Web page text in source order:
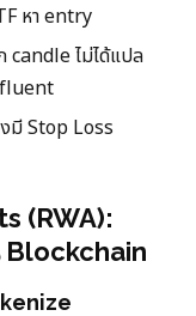
หา entry
ไม่ได้แปล
มี Stop Loss
(RWA):
Blockchain